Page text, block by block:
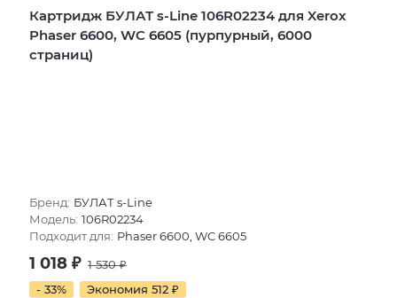
Картридж БУЛАТ s-Line 106R02234 для Xerox
Phaser 6600, WC 6605 (пурпурный, 6000
страниц)
Бренд: БУЛАТ s-Line
Модель: 106R02234
Подходит для: Phaser 6600, WC 6605
1 018 ₽ 1 530₽
- 33%
Экономия 512 ₽